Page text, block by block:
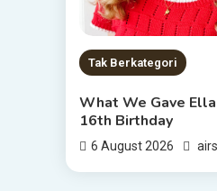
Tak Berkategori
What We Gave
16th Birthday
6 August 2026